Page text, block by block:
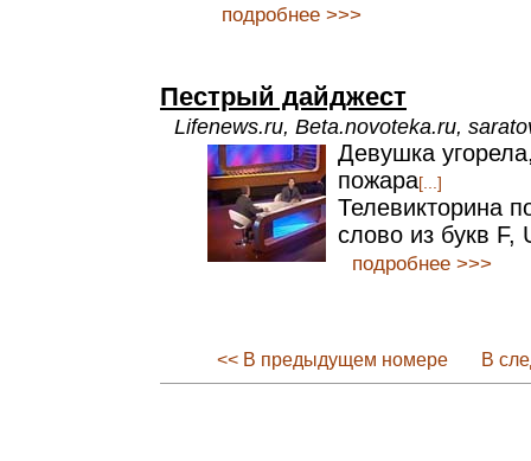
подробнее >>>
Пестрый дайджест
Lifenews.ru, Beta.novoteka.ru,
Девушка
пожара[...]
Телевикторина
слово из букв F,
подробнее >>>
<< В предыдущем номере В